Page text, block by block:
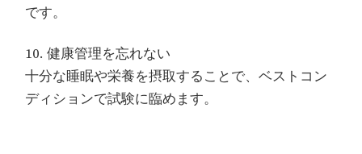
です。
10. 健康管理を忘れない
十分な睡眠や栄養を摂取することで、ベストコン
ディションで試験に臨めます。